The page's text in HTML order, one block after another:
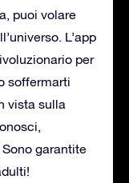
puoi volare
L’app
per
soffermarti
vista sulla
garantite